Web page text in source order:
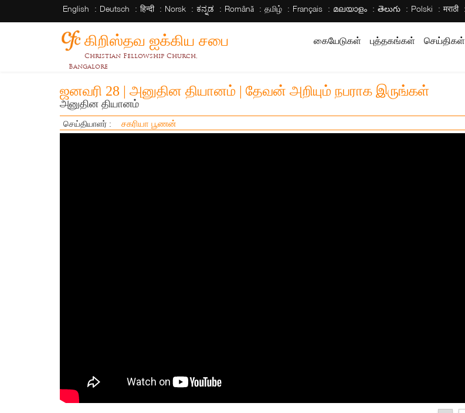
English Deutsch हिन्दी Norsk ಕನ್ನಡ Română தமிழ் Français മലയാളം తెలుగు Polski मराठी
கிறிஸ்தவ ஐக்கிய சபை
Christian Fellowship Church,
Bangalore
கையேடுகள் புத்தகங்கள் செய்திகள்
ஜனவரி 28 | அனுதின தியானம் | தேவன் அறியும் நபராக இருங்கள்
அனுதின தியானம்
செய்தியாளர் : சகரியா பூணன்